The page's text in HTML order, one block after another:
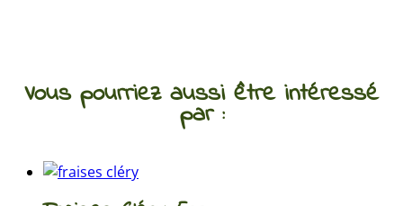
Vous pourriez aussi être intéressé
par :